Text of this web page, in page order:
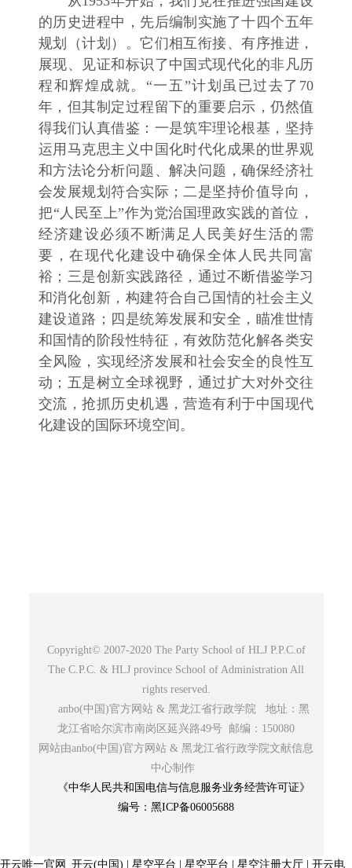
的历史进程中，先后编制实施了十四个五年
规划（计划）。它们相互衔接、有序推进，
展现、见证和标识了中国式现代化的非凡历
程和辉煌成就。“一五”计划虽已过去了70
年，但其制定过程留下的重要启示，仍然值
得我们认真借鉴：一是筑牢理论根基，坚持
运用马克思主义中国化时代化成果的世界观
和方法论分析问题、解决问题，确保经济社
会发展规划符合实际；二是坚持价值导向，
把“人民至上”作为党治国理政实践的首位，
经济建设必须不断满足人民美好生活的需
要，在现代化建设中确保全体人民共同富
裕；三是创新实践路径，通过不断借鉴学习
和消化创新，构建符合自己国情的社会主义
建设道路；四是统筹发展和安全，瞄准世情
和国情的阶段性特征，有效防范化解各类安
全风险，实现经济发展和社会安全的良性互
动；五是树立全球视野，通过扩大对外交往
交流，抢抓历史机遇，营造有利于中国现代
化建设的国际环境空间。
Copyright© 2007-2020 The Party School of HLJ P.P.C.of
The C.P.C. & HLJ province School of Administration All
rights reserved.
anbo(中国)官方网站 & 黑龙江省行政学院 地址：黑
龙江省哈尔滨市南岗区延兴路49号 邮编：150080
网站由anbo(中国)官方网站 & 黑龙江省行政学院文献信息
中心制作
《中华人民共和国电信与信息服务业务经营许可证》
编号：黑ICP备06005688
开云唯一官网_开云(中国) 星空平台 星空平台 星空注册大厅 开云电